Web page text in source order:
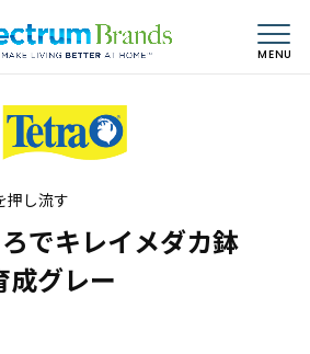
押し流す
でキレイメダカ鉢
グレー